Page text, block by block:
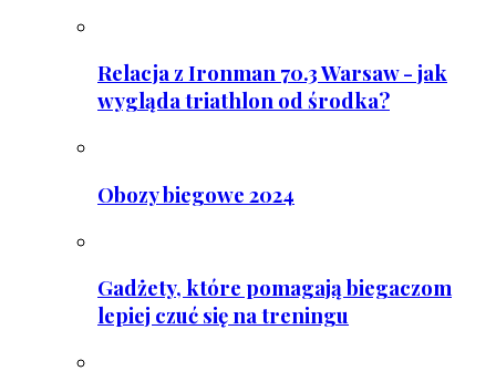
Relacja z Ironman 70.3 Warsaw - jak
wygląda triathlon od środka?
Obozy biegowe 2024
Gadżety, które pomagają biegaczom
lepiej czuć się na treningu